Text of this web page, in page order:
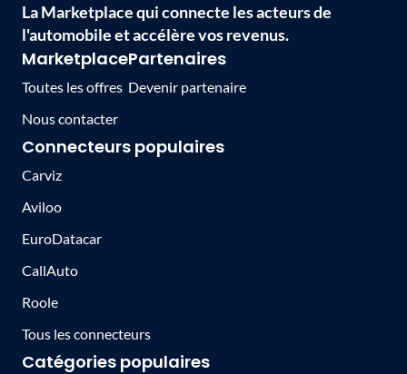
La Marketplace qui connecte les acteurs de
l'automobile et accélère vos revenus.
Marketplace
Toutes les offres
Nous contacter
Partenaires
Devenir partenaire
Connecteurs populaires
Carviz
Aviloo
EuroDatacar
CallAuto
Roole
Tous les connecteurs
Catégories populaires